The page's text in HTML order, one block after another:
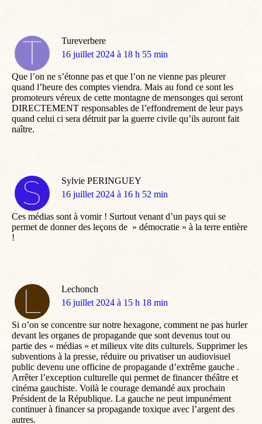
Tureverbere
dit
16 juillet 2024 à 18 h 55 min
Que l’on ne s’étonne pas et que l’on ne vienne pas pleurer
quand l’heure des comptes viendra. Mais au fond ce sont les
promoteurs véreux de cette montagne de mensonges qui seront
DIRECTEMENT responsables de l’effondrement de leur pays
quand celui ci sera détruit par la guerre civile qu’ils auront fait
naître.
Sylvie PERINGUEY
dit
16 juillet 2024 à 16 h 52 min
Ces médias sont à vomir ! Surtout venant d’un pays qui se
permet de donner des leçons de » démocratie » à la terre entière
!
Lechonch
dit
16 juillet 2024 à 15 h 18 min
Si o’on se concentre sur notre hexagone, comment ne pas hurler
devant les organes de propagande que sont devenus tout ou
partie des « médias » et milieux vite dits culturels. Supprimer les
subventions à la presse, réduire ou privatiser un audiovisuel
public devenu une officine de propagande d’extrême gauche .
Arrêter l’exception culturelle qui permet de financer théâtre et
cinéma gauchiste. Voilà le courage demandé aux prochain
Président de la République. La gauche ne peut impunément
continuer à financer sa propagande toxique avec l’argent des
autres.